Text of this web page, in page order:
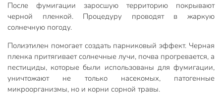
После фумигации заросшую территорию покрывают
черной пленкой. Процедуру проводят в жаркую
солнечную погоду.
Полиэтилен помогает создать парниковый эффект. Черная
пленка притягивает солнечные лучи, почва прогревается, а
пестициды, которые были использованы для фумигации,
уничтожают не только насекомых, патогенные
микроорганизмы, но и корни сорной травы.